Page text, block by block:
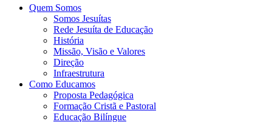
Quem Somos
Somos Jesuítas
Rede Jesuíta de Educação
História
Missão, Visão e Valores
Direção
Infraestrutura
Como Educamos
Proposta Pedagógica
Formação Cristã e Pastoral
Educação Bilíngue